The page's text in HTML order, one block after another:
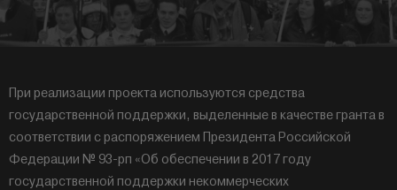
При реализации проекта используются средства
государственной поддержки, выделенные в качестве гранта в
соответствии с распоряжением Президента Российской
Федерации № 93-рп «Об обеспечении в 2017 году
государственной поддержки некоммерческих